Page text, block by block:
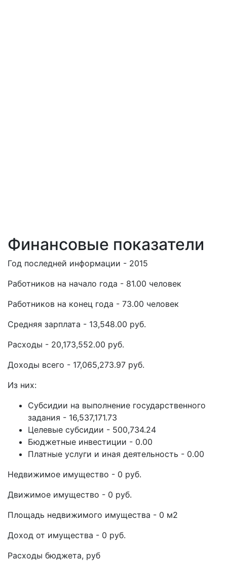
Финансовые показатели
Год последней информации - 2015
Работников на начало года - 81.00 человек
Работников на конец года - 73.00 человек
Средняя зарплата - 13,548.00 руб.
Расходы - 20,173,552.00 руб.
Доходы всего - 17,065,273.97 руб.
Из них:
Субсидии на выполнение государственного
задания - 16,537,171.73
Целевые субсидии - 500,734.24
Бюджетные инвестиции - 0.00
Платные услуги и иная деятельность - 0.00
Недвижимое имущество - 0 руб.
Движимое имущество - 0 руб.
Площадь недвижимого имущества - 0 м2
Доход от имущества - 0 руб.
Расходы бюджета, руб